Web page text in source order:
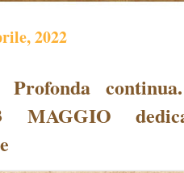
2022
Profonda
MAGGIO